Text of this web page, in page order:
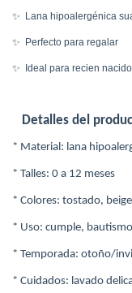
✨ Lana hipoalergénica
✨ Perfecto para regalar
✨ Ideal para recien
Detalles del
* Material: lana
* Talles: 0 a 12 meses
* Colores: tostado,
* Uso: cumple,
* Temporada: otoño/
* Cuidados: lavado